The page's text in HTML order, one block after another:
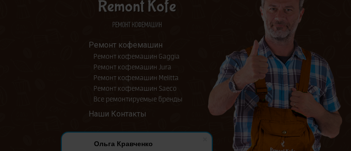
Ольга Кравченко
Ремонт кофемашин
Ремонт кофемашин Gaggia
Ремонт кофемашин Jura
Ремонт кофемашин Melitta
Ремонт кофемашин Saeco
Все ремонтируемые бренды
Наши Контакты